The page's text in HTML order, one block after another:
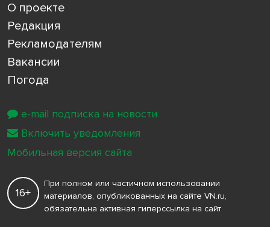
О проекте
Редакция
Рекламодателям
Вакансии
Погода
16+
При полном или частичном использовании
материалов, опубликованных на сайте VN.ru,
обязательна активная гиперссылка на сайт
e-mail подписка на новости
Включить уведомления
Мобильная версия сайта